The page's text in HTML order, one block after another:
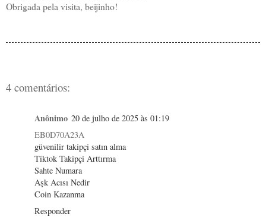
Obrigada pela visita, beijinho!
4 comentários:
Anônimo 20 de julho de 2025 às 01:19
EB0D70A23A
güvenilir takipçi satın alma
Tiktok Takipçi Arttırma
Sahte Numara
Aşk Acısı Nedir
Coin Kazanma
Responder